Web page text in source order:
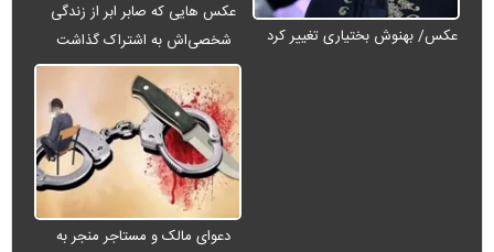
عکس/ بهنوش بختیاری تغییر کرد
عکس هایی که صابر ابر از زندگی
شخصی‌اش به اشتراک گذاشت
دعوای مالک و مستاجر منجر به